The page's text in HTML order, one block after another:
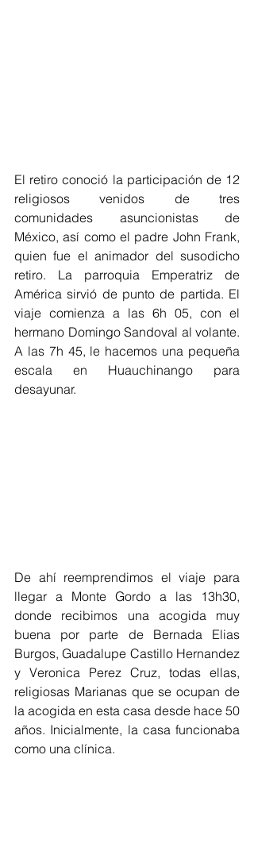
El retiro conoció la participación de 12
religiosos venidos de tres
comunidades asuncionistas de
México, así como el padre John Frank,
quien fue el animador del susodicho
retiro. La parroquia Emperatriz de
América sirvió de punto de partida. El
viaje comienza a las 6h 05, con el
hermano Domingo Sandoval al volante.
A las 7h 45, le hacemos una pequeña
escala en Huauchinango para
desayunar.
De ahí reemprendimos el viaje para
llegar a Monte Gordo a las 13h30,
donde recibimos una acogida muy
buena por parte de Bernada Elias
Burgos, Guadalupe Castillo Hernandez
y Veronica Perez Cruz, todas ellas,
religiosas Marianas que se ocupan de
la acogida en esta casa desde hace 50
años. Inicialmente, la casa funcionaba
como una clínica.